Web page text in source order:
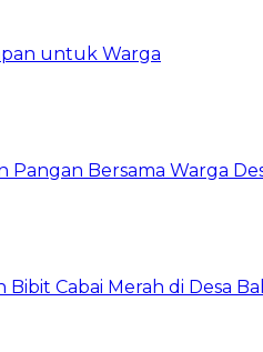
untuk Warga
Bersama Warga
Cabai Merah di Desa